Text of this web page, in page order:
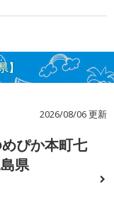
2026/08/06 更新
ぴか本町七
県